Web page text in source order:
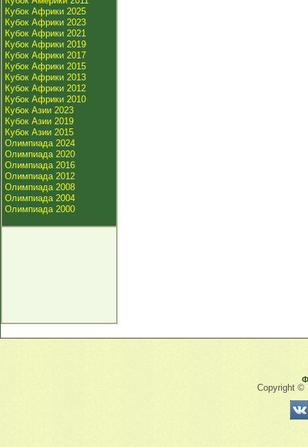
Кубок Африки 2025
Кубок Африки 2023
Кубок Африки 2021
Кубок Африки 2019
Кубок Африки 2017
Кубок Африки 2015
Кубок Африки 2013
Кубок Африки 2012
Кубок Африки 2010
Кубок Азии 2023
Кубок Азии 2019
Кубок Азии 2015
Олимпиада 2024
Олимпиада 2020
Олимпиада 2016
Олимпиада 2012
Олимпиада 2008
Олимпиада 2004
Олимпиада 2000
Copyright ©